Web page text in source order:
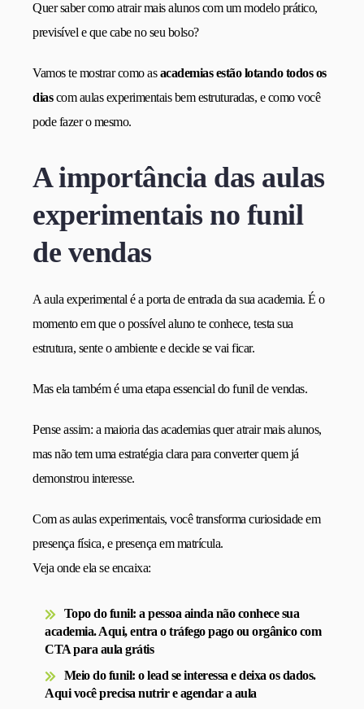
Quer saber como atrair mais alunos com um modelo prático,
previsível e que cabe no seu bolso?
Vamos te mostrar como asacademias estão lotando todos os
diascom aulas experimentais bem estruturadas, e como você
pode fazer o mesmo.
A importância das aulas
experimentais no funil
de vendas
A aula experimental é a porta de entrada da sua academia. É o
momento em que o possível aluno te conhece, testa sua
estrutura, sente o ambiente e decide se vai ficar.
Mas ela também é uma etapa essencial do funil de vendas.
Pense assim: a maioria das academias quer atrair mais alunos,
mas não tem uma estratégia clara para converter quem já
demonstrou interesse.
Com as aulas experimentais, você transforma curiosidade em
presença física, e presença em matrícula.
Veja onde ela se encaixa:
Topo do funil: a pessoa ainda não conhece sua
academia. Aqui, entra o tráfego pago ou orgânico com
CTA para aula grátis
Meio do funil: o lead se interessa e deixa os dados.
Aqui você precisa nutrir e agendar a aula